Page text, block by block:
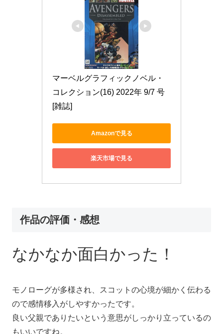
マーベルグラフィックノベル・
コレクション(16) 2022年 9/7 号
[雑誌]
Amazonで見る
楽天市場で見る
作品の評価・感想
なかなか面白かった！
モノローグが多様され、スコットの心境が細かく伝わる
ので感情移入がしやすかったです。
良い父親でありたいという意思がしっかり立っているの
もいいですね。